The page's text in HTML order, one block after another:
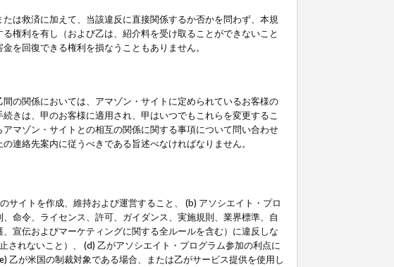
は救済に加えて、当該違反に直接関係するか否かを問わず、本規
権利を有し（および乙は、紹介料を受け取ることができないこと
を回復できる権利を損なうこともありません。
の関係においては、アマゾン・サイトに定められているお客様の
きは、甲のお客様に適用され、甲はいつでもこれらを変更するこ
マゾン・サイトとの相互の関係に関する事項について問い合わせ
連絡先案内に従うべきである旨述べなければなりません。
サイトを作成、維持および運営すること、 (b) アソシエイト・プロ
命令、ライセンス、許可、ガイダンス、実施規則、業界標準、自
宣伝およびマーケティングに関する全ルールを含む）に違反しな
されないこと）、 (d) 乙がアソシエイト・プログラム参加の利点に
乙が米国の制裁対象である場合、または乙がサービス提供を使用し